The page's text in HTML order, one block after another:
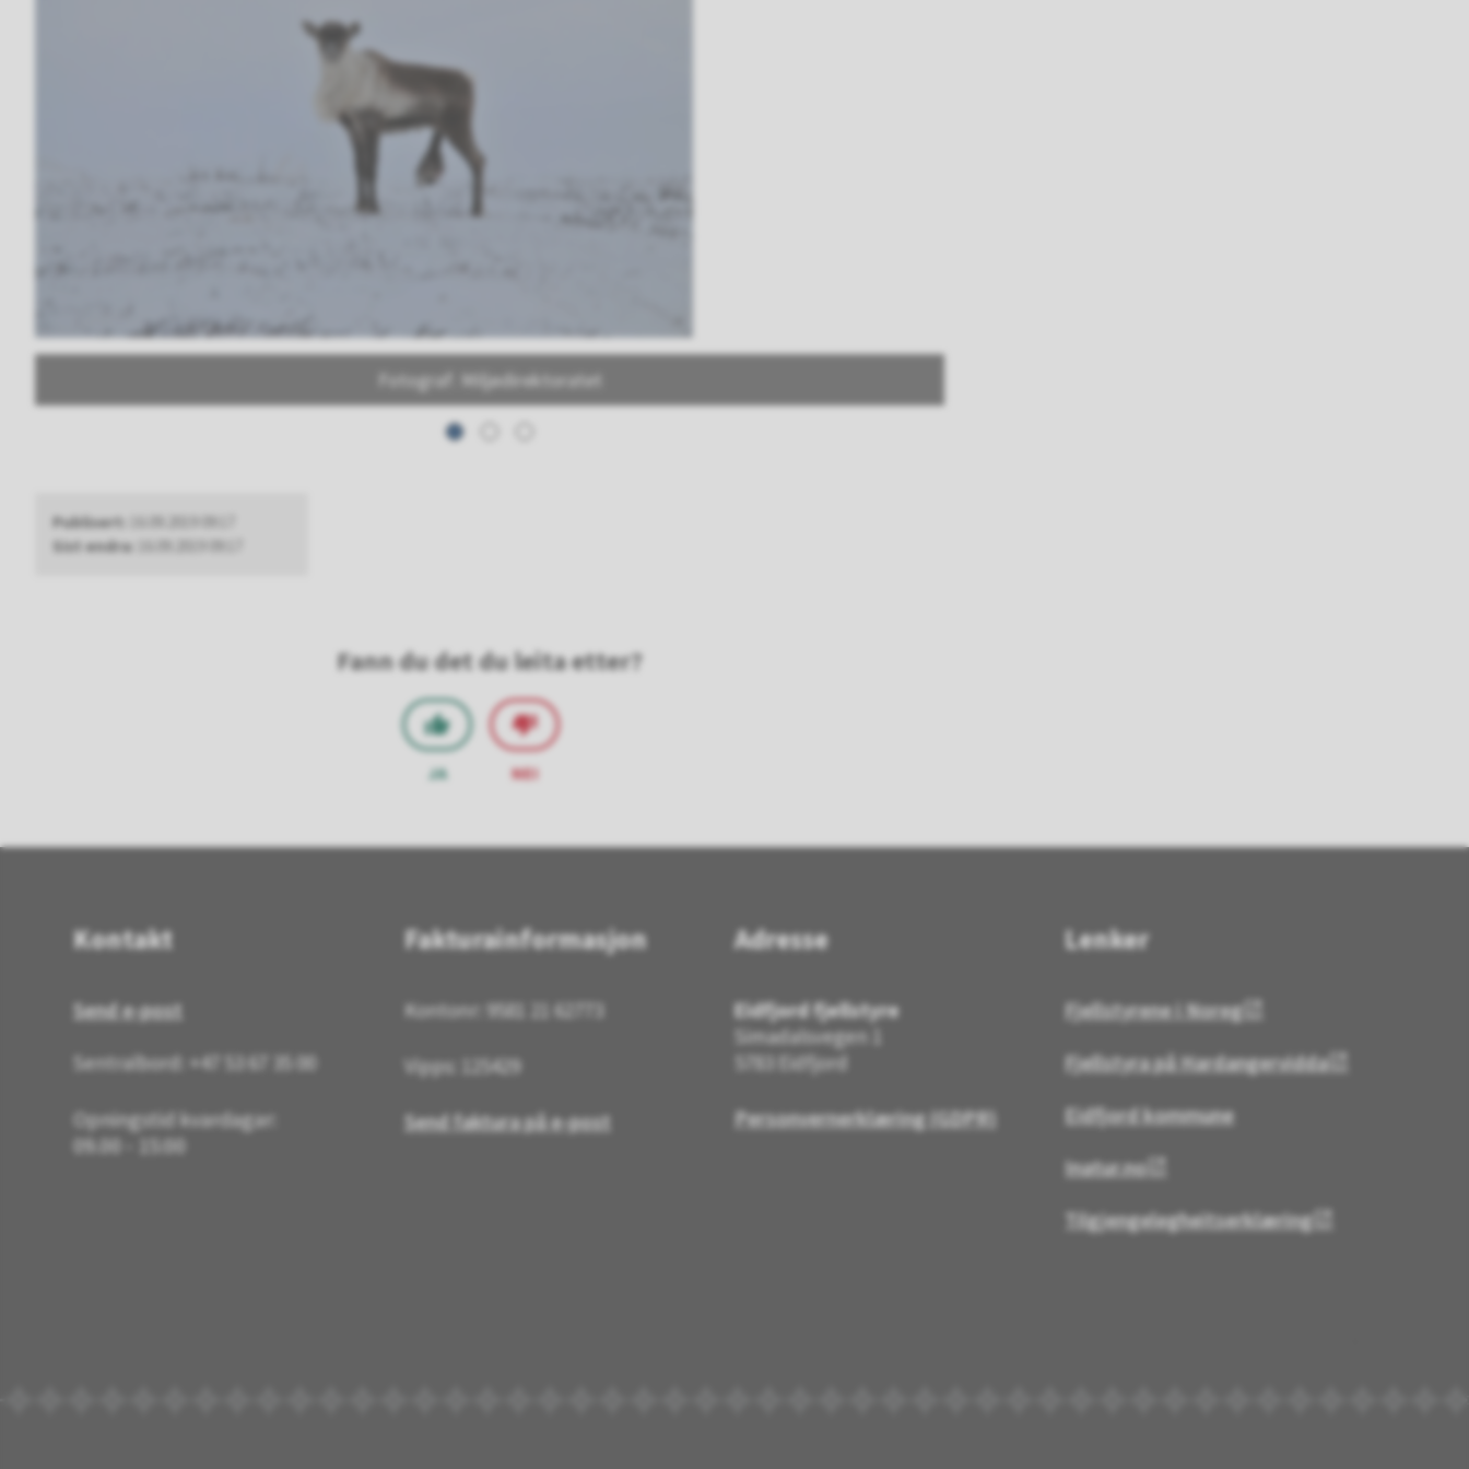
Fotograf: Miljødirektoratet
Publisert
Sist endra
Fann du det du leita etter?
JA NEI
Kontakt
Send e-post
Sentralbord: +47 53 67 35 00
Opningstid kvardagar:
09.00 - 15:00
Fakturainformasjon
Kontonr: 9581 21 62773
Vipps: 125429
Send faktura på e-post
Adresse
Eidfjord fjellstyre
Simadalsvegen 1
5783 Eidfjord
Personvernerklæring (GDPR)
Lenker
Fjellstyrene i Noreg
Fjellstyra på Hardangervidda
Eidfjord kommune
Inatur.no
Tilgjengelegheitserklæring